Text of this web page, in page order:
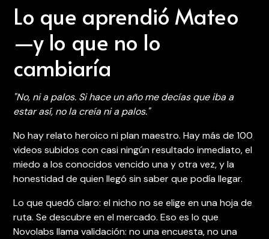
Lo que aprendió Mateo
—y lo que no lo
cambiaría
"No, ni a palos. Si hace un año me decías que iba a
estar así, no la creía ni a palos."
No hay relato heroico ni plan maestro. Hay más de 100
videos subidos con casi ningún resultado inmediato, el
miedo a los conocidos vencido una y otra vez, y la
honestidad de quien llegó sin saber que podía llegar.
Lo que quedó claro: el nicho no se elige en una hoja de
ruta. Se descubre en el mercado. Eso es lo que
Novolabs llama validación: no una encuesta, no una